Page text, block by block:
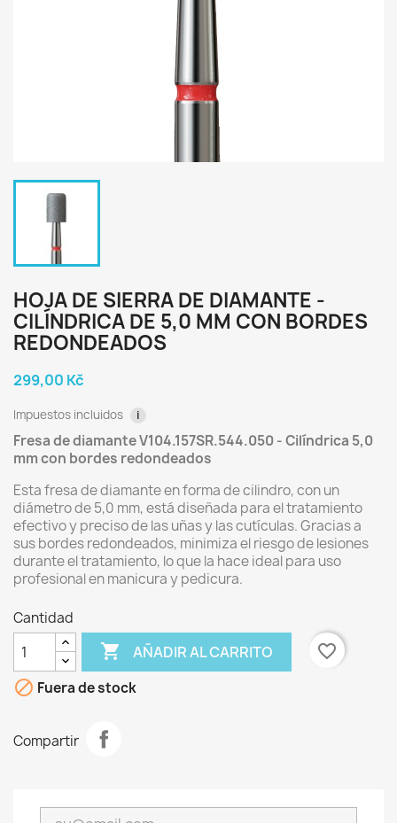
HOJA DE SIERRA DE DIAMANTE -
CILÍNDRICA DE 5,0 MM CON BORDES
REDONDEADOS
299,00 Kč
Impuestos incluidos i
Fresa de diamante V104.157SR.544.050 - Cilíndrica 5,0
mm con bordes redondeados
Esta fresa de diamante en forma de cilindro, con un
diámetro de 5,0 mm, está diseñada para el tratamiento
efectivo y preciso de las uñas y las cutículas. Gracias a
sus bordes redondeados, minimiza el riesgo de lesiones
durante el tratamiento, lo que la hace ideal para uso
profesional en manicura y pedicura.
Cantidad
 AÑADIR AL CARRITO
favorite_border
 Fuera de stock
Compartir